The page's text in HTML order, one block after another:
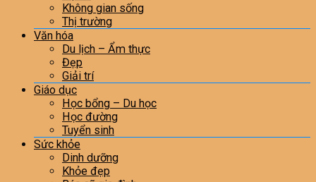
Không gian sống
Thị trường
Văn hóa
Du lịch – Ẩm thực
Đẹp
Giải trí
Giáo dục
Học bổng – Du học
Học đường
Tuyển sinh
Sức khỏe
Dinh dưỡng
Khỏe đẹp